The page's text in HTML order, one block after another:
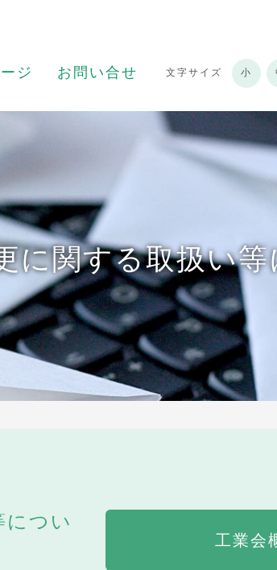
ジ お問い合せ 文字サイズ 小
に関する取扱い
つい
工業会